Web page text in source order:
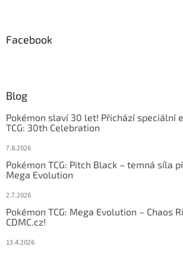
Facebook
Blog
Pokémon slaví 30 let! Přichází speciální
TCG: 30th Celebration
7.8.2026
Pokémon TCG: Pitch Black – temná síla
Mega Evolution
2.7.2026
Pokémon TCG: Mega Evolution – Chaos
CDMC.cz!
13.4.2026